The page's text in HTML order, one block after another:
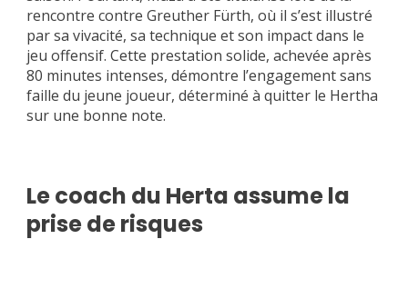
rencontre contre Greuther Fürth, où il s’est illustré
par sa vivacité, sa technique et son impact dans le
jeu offensif. Cette prestation solide, achevée après
80 minutes intenses, démontre l’engagement sans
faille du jeune joueur, déterminé à quitter le Hertha
sur une bonne note.
Le coach du Herta assume la
prise de risques